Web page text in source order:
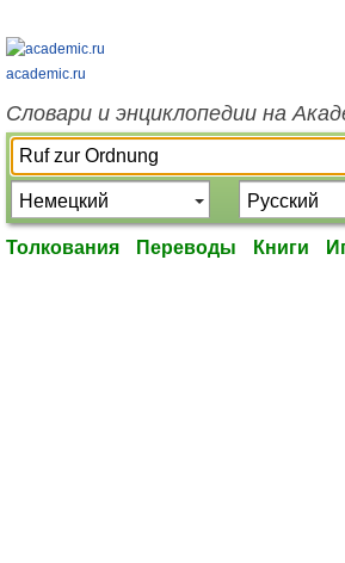
academic.ru
Словари и энциклопедии на
Толкования Переводы Книги